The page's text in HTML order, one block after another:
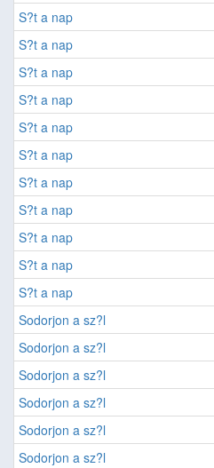
S?t a nap
S?t a nap
S?t a nap
S?t a nap
S?t a nap
S?t a nap
S?t a nap
S?t a nap
S?t a nap
S?t a nap
S?t a nap
Sodorjon a sz?l
Sodorjon a sz?l
Sodorjon a sz?l
Sodorjon a sz?l
Sodorjon a sz?l
Sodorjon a sz?l